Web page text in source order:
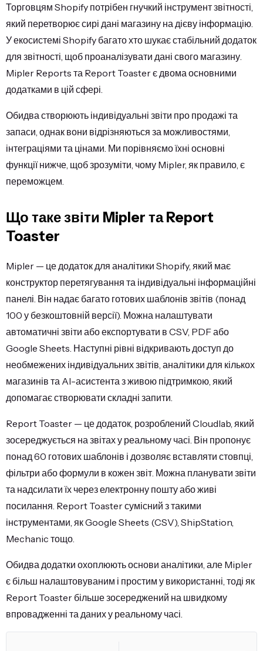
Торговцям Shopify потрібен гнучкий інструмент звітності,
який перетворює сирі дані магазину на дієву інформацію.
У екосистемі Shopify багато хто шукає стабільний додаток
для звітності, щоб проаналізувати дані свого магазину.
Mipler Reports та Report Toaster є двома основними
додатками в цій сфері.
Обидва створюють індивідуальні звіти про продажі та
запаси, однак вони відрізняються за можливостями,
інтеграціями та цінами. Ми порівняємо їхні основні
функції нижче, щоб зрозуміти, чому Mipler, як правило, є
переможцем.
Що таке звіти Mipler та Report
Toaster
Mipler — це додаток для аналітики Shopify, який має
конструктор перетягування та індивідуальні інформаційні
панелі. Він надає багато готових шаблонів звітів (понад
100 у безкоштовній версії). Можна налаштувати
автоматичні звіти або експортувати в CSV, PDF або
Google Sheets. Наступні рівні відкривають доступ до
необмежених індивідуальних звітів, аналітики для кількох
магазинів та AI-асистента з живою підтримкою, який
допомагає створювати складні запити.
Report Toaster — це додаток, розроблений Cloudlab, який
зосереджується на звітах у реальному часі. Він пропонує
понад 60 готових шаблонів і дозволяє вставляти стовпці,
фільтри або формули в кожен звіт. Можна планувати звіти
та надсилати їх через електронну пошту або живі
посилання. Report Toaster сумісний з такими
інструментами, як Google Sheets (CSV), ShipStation,
Mechanic тощо.
Обидва додатки охоплюють основи аналітики, але Mipler
є більш налаштовуваним і простим у використанні, тоді як
Report Toaster більше зосереджений на швидкому
впровадженні та даних у реальному часі.